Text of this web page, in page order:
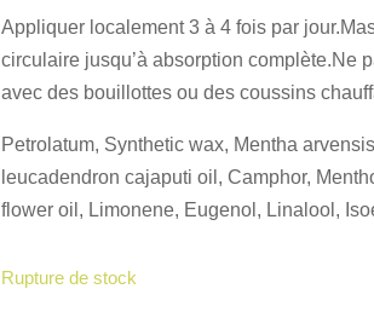
Appliquer localement 3 à 4 fois par
circulaire jusqu’à absorption complète.Ne
avec des bouillottes ou des coussins
Petrolatum, Synthetic wax, Mentha
leucadendron cajaputi oil, Camphor,
flower oil, Limonene, Eugenol, Linalool,
Rupture de stock